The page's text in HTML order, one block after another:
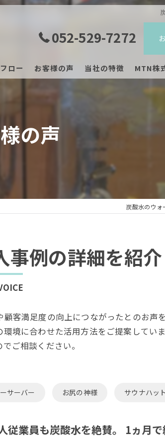
052-529-7272
フロー お客様の声 当社の特徴
レンタル
業務用
振動マシン
MTN株
の声
炭酸水のウォ
事例の詳細を紹介
客満足度の向上につながったとのお声
境に合わせた活用方法をご提案してい
ご相談ください。
サーバー お尻の神様 サウナハット
従業員も炭酸水を絶賛。 1ヵ月